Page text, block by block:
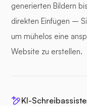
generierten Bildern
direkten Einfügen –
um mühelos eine
Website zu erstellen.
KI-